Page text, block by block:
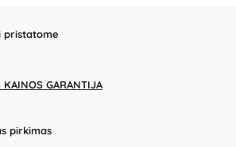
pristatome
KAINOS GARANTIJA
pirkimas